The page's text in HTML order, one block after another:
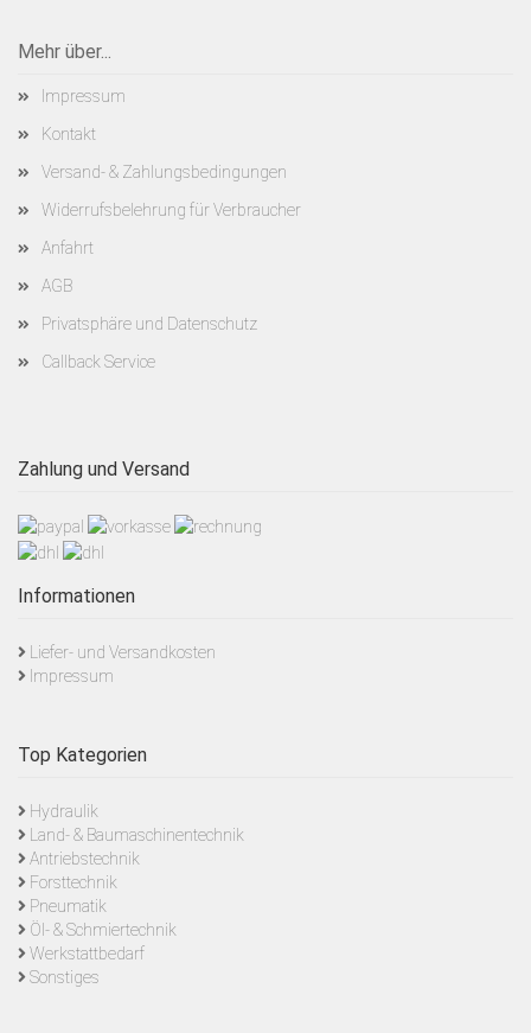
Mehr über...
Impressum
Kontakt
Versand- & Zahlungsbedingungen
Widerrufsbelehrung für Verbraucher
Anfahrt
AGB
Privatsphäre und Datenschutz
Callback Service
Zahlung und Versand
Informationen
Liefer- und Versandkosten
Impressum
Top Kategorien
Hydraulik
Land- & Baumaschinentechnik
Antriebstechnik
Forsttechnik
Pneumatik
Öl- & Schmiertechnik
Werkstattbedarf
Sonstiges